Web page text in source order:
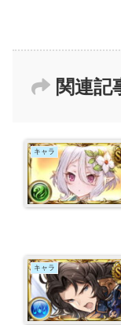
関連記
キャラ
キャラ